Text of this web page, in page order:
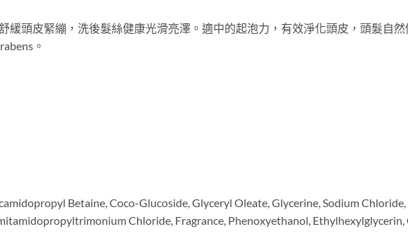
緩頭皮緊繃，洗後髮絲健康光滑亮澤。適中的起泡力，有效淨化頭皮，頭髮自
。
Betaine, Coco-Glucoside, Glyceryl Oleate, Glycerine, Sodium
Chloride, Fragrance, Phenoxyethanol, Ethylhexylglycerin,